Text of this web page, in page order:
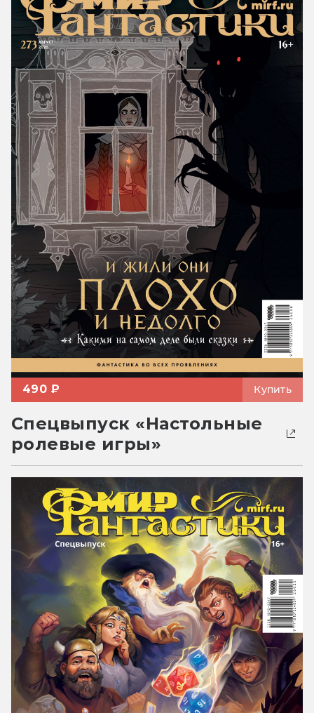
490 ₽ Купить
Спецвыпуск «Настольные
ролевые игры»